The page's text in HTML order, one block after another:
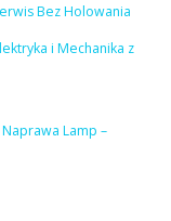
Bez Holowania
i Mechanika z
Lamp –